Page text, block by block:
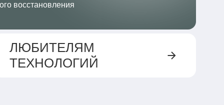
восстановления
ЛЮБИТЕЛЯМ
ТЕХНОЛОГИЙ